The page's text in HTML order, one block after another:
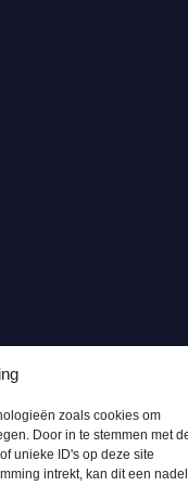
zoals cookies om
Door in te stemmen met
unieke ID's op deze site
intrekt, kan dit een